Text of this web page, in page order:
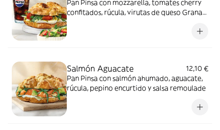
Pan Pinsa con mozzarella, tomates cherry
confitados, rúcula, virutas de queso Grana
Salmón Aguacate
12,10 €
Pan Pinsa con salmón ahumado, aguacate,
rúcula, pepino encurtido y salsa remoulade